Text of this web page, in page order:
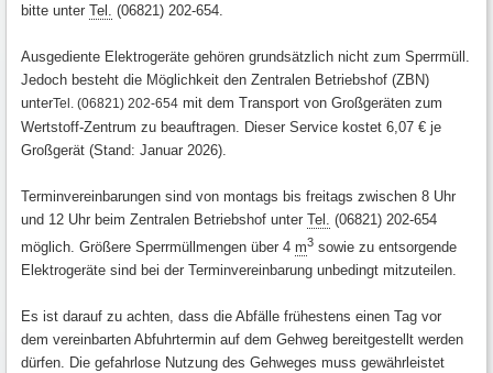
bitte unter Tel. (06821) 202-654.
Ausgediente Elektrogeräte gehören grundsätzlich nicht zum Sperrmüll.
Jedoch besteht die Möglichkeit den Zentralen Betriebshof (ZBN)
unterTel. (06821) 202-654 mit dem Transport von Großgeräten zum
Wertstoff-Zentrum zu beauftragen. Dieser Service kostet 6,07 € je
Großgerät (Stand: Januar 2026).
Terminvereinbarungen sind von montags bis freitags zwischen 8 Uhr
und 12 Uhr beim Zentralen Betriebshof unter Tel.
(06821) 202-654
möglich. Größere Sperrmüllmengen über 4 m3 sowie zu entsorgende
Elektrogeräte sind bei der Terminvereinbarung unbedingt mitzuteilen.
Es ist darauf zu achten, dass die Abfälle frühestens einen Tag vor
dem vereinbarten Abfuhrtermin auf dem Gehweg bereitgestellt werden
dürfen. Die gefahrlose Nutzung des Gehweges muss gewährleistet